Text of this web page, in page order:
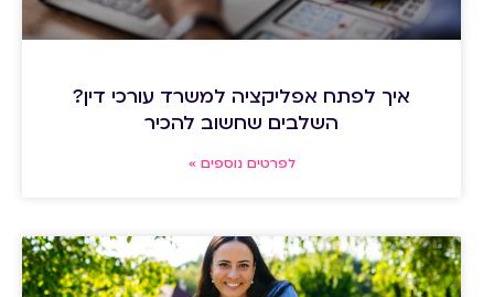
איך לפתח אפליקציה למשרד עורכי דין?
השלבים שחשוב להכיר
לפרטים נוספים »